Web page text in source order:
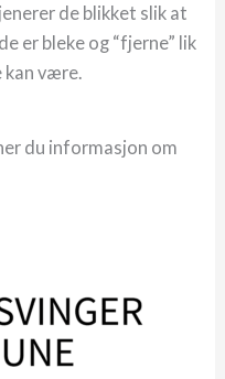
de blikket slik at
er bleke og “fjerne” lik
være.
du informasjon om